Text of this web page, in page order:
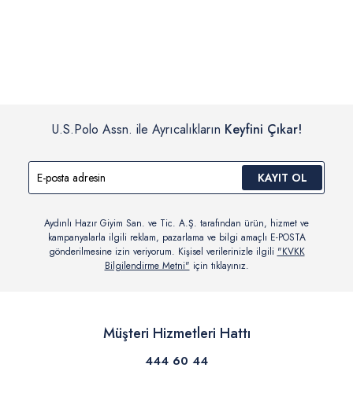
U.S.Polo Assn. ile Ayrıcalıkların Keyfini Çıkar!
KAYIT OL
Aydınlı Hazır Giyim San. ve Tic. A.Ş. tarafından ürün, hizmet ve
kampanyalarla ilgili reklam, pazarlama ve bilgi amaçlı E-POSTA
gönderilmesine izin veriyorum. Kişisel verilerinizle ilgili "KVKK
Bilgilendirme Metni" için tıklayınız.
Müşteri Hizmetleri Hattı
444 60 44